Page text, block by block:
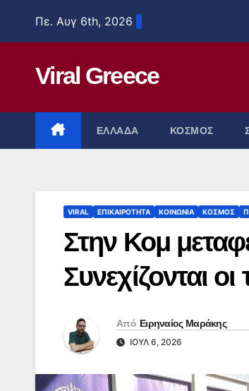
Πε. Αυγ 6th, 2026
Viral Greece
ΕΛΛΑΔΑ ΚΟΣΜΟΣ
VIRAL ΕΠΙΚΑΙΡΟΤΗΤΑ ΚΟΙΝΩΝΙΑ ΚΟΣΜΟΣ
Στην Κομ
Συνεχίζονται
Από Ειρηναίος Μαράκης
ΙΟΎΛ 6, 2026